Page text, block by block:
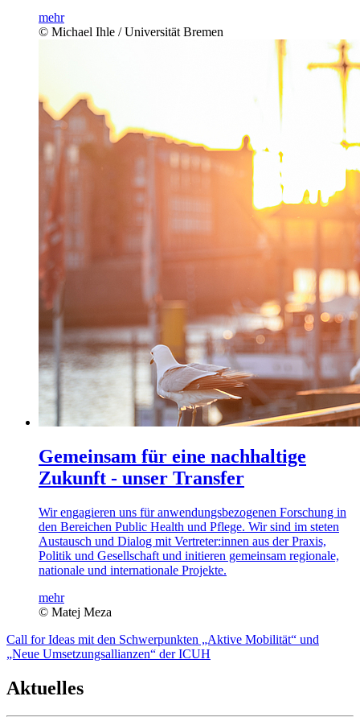
mehr
© Michael Ihle / Universität Bremen
Gemeinsam für eine nachhaltige
Zukunft - unser Transfer
Wir engagieren uns für anwendungsbezogenen Forschung in
den Bereichen Public Health und Pflege. Wir sind im steten
Austausch und Dialog mit Vertreter:innen aus der Praxis,
Politik und Gesellschaft und initieren gemeinsam regionale,
nationale und internationale Projekte.
mehr
© Matej Meza
Call for Ideas mit den Schwerpunkten „Aktive Mobilität“ und
„Neue Umsetzungsallianzen“ der ICUH
Aktuelles